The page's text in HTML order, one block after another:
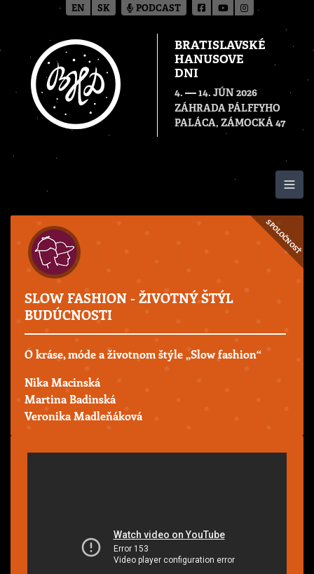
BRATISLAVSKÉ
HANUSOVE
DNI
4. — 14. JÚN 2026
ZÁHRADA PÁLFFYHO
PALÁCA, ZÁMOCKÁ 47
SPOLOČNOSŤ
SLOW FASHION - ŽIVOTNÝ ŠTÝL
BUDÚCNOSTI
O kráse, móde a životnom štýle „Slow fashion“
Nika Macinská
Martina Badinská
Veronika Madleňáková
EN SK PODCAST